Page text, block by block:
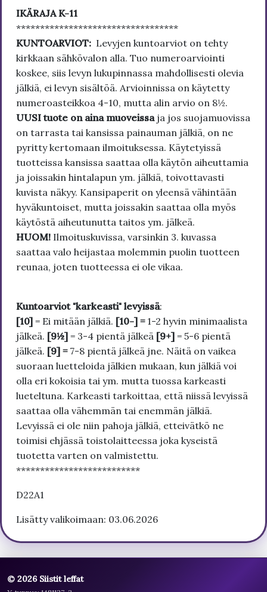
IKÄRAJA K-11
**********************************
KUNTOARVIOT: Levyjen kuntoarviot on tehty
kirkkaan sähkövalon alla. Tuo numeroarviointi
koskee, siis levyn lukupinnassa mahdollisesti olevia
jälkiä, ei levyn sisältöä. Arvioinnissa on käytetty
numeroasteikkoa 4-10, mutta alin arvio on 8½.
UUSI tuote on aina muoveissa ja jos suojamuovissa
on tarrasta tai kansissa painauman jälkiä, on ne
pyritty kertomaan ilmoituksessa. Käytetyissä
tuotteissa kansissa saattaa olla käytön aiheuttamia
ja joissakin hintalapun ym. jälkiä, toivottavasti
kuvista näkyy. Kansipaperit on yleensä vähintään
hyväkuntoiset, mutta joissakin saattaa olla myös
käytöstä aiheutunutta taitos ym. jälkeä.
HUOM! Ilmoituskuvissa, varsinkin 3. kuvassa
saattaa valo heijastaa molemmin puolin tuotteen
reunaa, joten tuotteessa ei ole vikaa.
Kuntoarviot "karkeasti" levyissä:
[10] = Ei mitään jälkiä. [10-] = 1-2 hyvin minimaalista
jälkeä. [9½] = 3-4 pientä jälkeä [9+] = 5-6 pientä
jälkeä. [9] = 7-8 pientä jälkeä jne. Näitä on vaikea
suoraan luetteloida jälkien mukaan, kun jälkiä voi
olla eri kokoisia tai ym. mutta tuossa karkeasti
lueteltuna. Karkeasti tarkoittaa, että niissä levyissä
saattaa olla vähemmän tai enemmän jälkiä.
Levyissä ei ole niin pahoja jälkiä, etteivätkö ne
toimisi ehjässä toistolaitteessa joka kyseistä
tuotetta varten on valmistettu.
**************************
D22A1
Lisätty valikoimaan: 03.06.2026
© 2026 Siistit leffat